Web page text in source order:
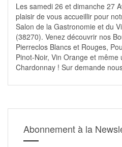
Les samedi 26 et dimanche 27
plaisir de vous accueillir pour
Salon de la Gastronomie et du
(38270). Venez découvrir nos
Pierreclos Blancs et Rouges,
Pinot-Noir, Vin Orange et
Chardonnay ! Sur demande
Abonnement à la